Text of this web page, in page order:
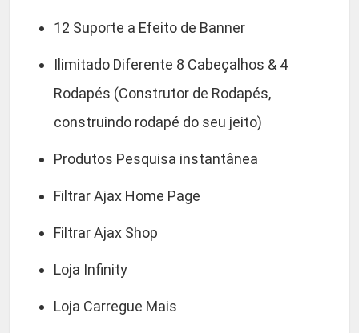
12 Suporte a Efeito de Banner
Ilimitado Diferente 8 Cabeçalhos & 4
Rodapés (Construtor de Rodapés,
construindo rodapé do seu jeito)
Produtos Pesquisa instantânea
Filtrar Ajax Home Page
Filtrar Ajax Shop
Loja Infinity
Loja Carregue Mais